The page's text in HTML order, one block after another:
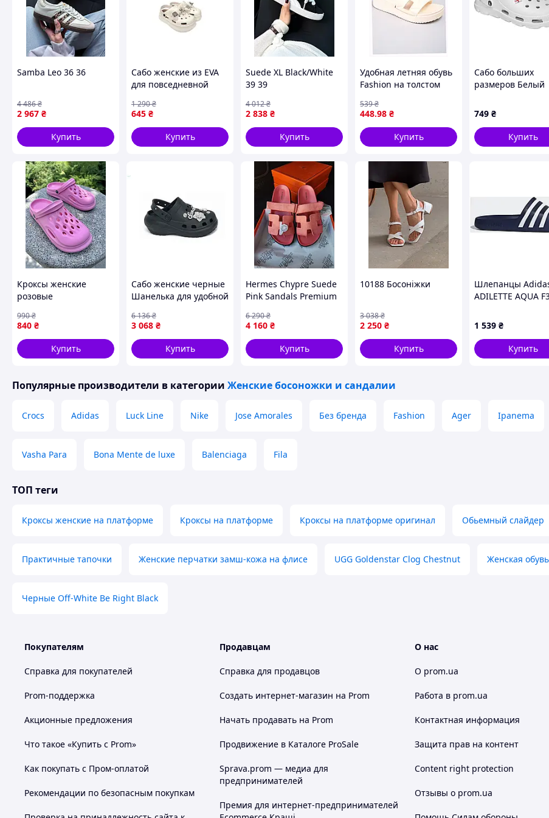
Samba Leo 36 36
2 967 ₴
4 486₴
Купить
Сабо женские из EVA
для повседневной
кремовые ТМ
PROGRESS
645 ₴
1 290₴
Купить
Suede XL Black/White
39 39
2 838 ₴
4 012₴
Купить
Удобная летняя обувь
Fashion на толстом
448.98 ₴
539₴
Купить
Сабо больших
размеров Белый
749 ₴
Купить
Кроксы женские
розовые
840 ₴
990₴
Купить
Сабо женские черные
Шанелька для удобной
размер 36-40 ТМ
PROGRESS
3 068 ₴
6 136₴
Купить
Hermes Chypre Suede
Pink Sandals Premium
4 160 ₴
6 290₴
Купить
10188 Босоніжки
2 250 ₴
3 038₴
Купить
Шлепанцы
ADILETTE AQUA
1 539 ₴
Купить
Популярные производители в категории Женские босоножки и сандалии
Crocs Adidas Luck Line Nike Jose Amorales Без бренда Fashion Ager Ipanema
Vasha Para Bona Mente de luxe Balenciaga Fila
ТОП теги
Кроксы женские на платформе Кроксы на платформе Кроксы на платформе оригинал Обьемный слайдер
Практичные тапочки Женские перчатки замш-кожа на флисе UGG Goldenstar Clog Chestnut Женская
Черные Off-White Be Right Black
Покупателям
Справка для покупателей
Prom-поддержка
Акционные предложения
Что такое «Купить с Prom»
Как покупать с Пром-оплатой
Рекомендации по безопасным покупкам
Продавцам
Справка для продавцов
Создать интернет-магазин на Prom
Начать продавать на Prom
Продвижение в Каталоге ProSale
Sprava.prom — медиа для
предпринимателей
Премия для интернет-предпринимателей
О нас
О prom.ua
Работа в prom.ua
Контактная информация
Защита прав на контент
Content right protection
Отзывы о prom.ua